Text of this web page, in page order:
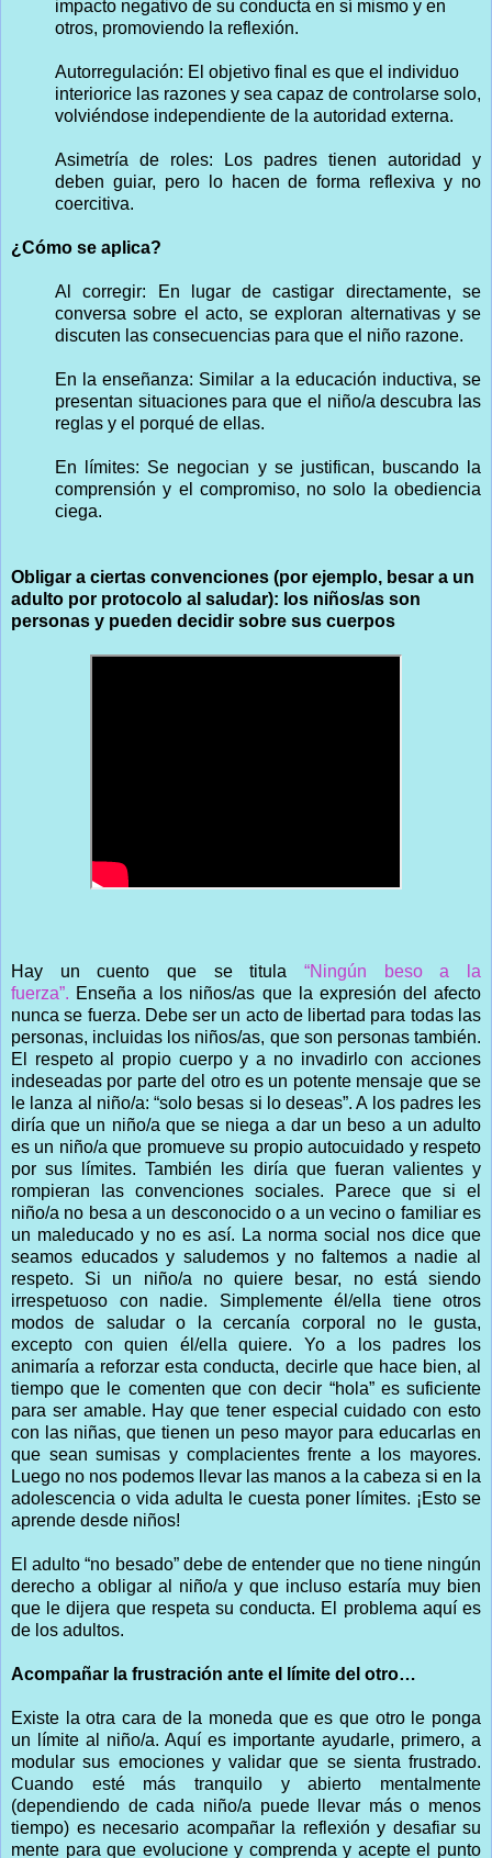
impacto negativo de su conducta en sí mismo y en
otros, promoviendo la reflexión.
Autorregulación: El objetivo final es que el individuo
interiorice las razones y sea capaz de controlarse solo,
volviéndose independiente de la autoridad externa.
Asimetría de roles: Los padres tienen autoridad y
deben guiar, pero lo hacen de forma reflexiva y no
coercitiva.
¿Cómo se aplica?
Al corregir: En lugar de castigar directamente, se
conversa sobre el acto, se exploran alternativas y se
discuten las consecuencias para que el niño razone.
En la enseñanza: Similar a la educación inductiva, se
presentan situaciones para que el niño/a descubra las
reglas y el porqué de ellas.
En límites: Se negocian y se justifican, buscando la
comprensión y el compromiso, no solo la obediencia
ciega.
Obligar a ciertas convenciones (por ejemplo, besar a un
adulto por protocolo al saludar): los niños/as son
personas y pueden decidir sobre sus cuerpos
Hay un cuento que se titula “Ningún beso a la
fuerza”. Enseña a los niños/as que la expresión del afecto
nunca se fuerza. Debe ser un acto de libertad para todas las
personas, incluidas los niños/as, que son personas también.
El respeto al propio cuerpo y a no invadirlo con acciones
indeseadas por parte del otro es un potente mensaje que se
le lanza al niño/a: “solo besas si lo deseas”. A los padres les
diría que un niño/a que se niega a dar un beso a un adulto
es un niño/a que promueve su propio autocuidado y respeto
por sus límites. También les diría que fueran valientes y
rompieran las convenciones sociales. Parece que si el
niño/a no besa a un desconocido o a un vecino o familiar es
un maleducado y no es así. La norma social nos dice que
seamos educados y saludemos y no faltemos a nadie al
respeto. Si un niño/a no quiere besar, no está siendo
irrespetuoso con nadie. Simplemente él/ella tiene otros
modos de saludar o la cercanía corporal no le gusta,
excepto con quien él/ella quiere. Yo a los padres los
animaría a reforzar esta conducta, decirle que hace bien, al
tiempo que le comenten que con decir “hola” es suficiente
para ser amable. Hay que tener especial cuidado con esto
con las niñas, que tienen un peso mayor para educarlas en
que sean sumisas y complacientes frente a los mayores.
Luego no nos podemos llevar las manos a la cabeza si en la
adolescencia o vida adulta le cuesta poner límites. ¡Esto se
aprende desde niños!
El adulto “no besado” debe de entender que no tiene ningún
derecho a obligar al niño/a y que incluso estaría muy bien
que le dijera que respeta su conducta. El problema aquí es
de los adultos.
Acompañar la frustración ante el límite del otro…
Existe la otra cara de la moneda que es que otro le ponga
un límite al niño/a. Aquí es importante ayudarle, primero, a
modular sus emociones y validar que se sienta frustrado.
Cuando esté más tranquilo y abierto mentalmente
(dependiendo de cada niño/a puede llevar más o menos
tiempo) es necesario acompañar la reflexión y desafiar su
mente para que evolucione y comprenda y acepte el punto